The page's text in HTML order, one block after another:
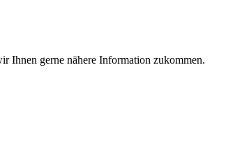
Ihnen gerne nähere Information zukommen.